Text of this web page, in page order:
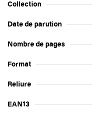
Collection
Date de parution
Nombre de pages
Format
Reliure
EAN13